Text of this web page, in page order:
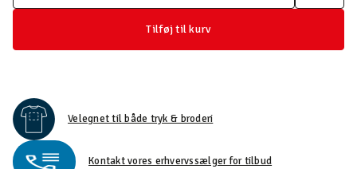
Tilføj til kurv
Velegnet til både tryk & broderi
Kontakt vores erhvervssælger for tilbud